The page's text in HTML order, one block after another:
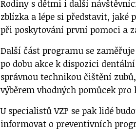
Rodiny s dětmi i další
zblízka a lépe si představit, jaké
při poskytování první pomoci a
Další část programu se
po dobu akce k dispozici
správnou technikou čištění
výběrem vhodných pomůcek
U specialistů VZP se pak lidé
informovat o preventivních